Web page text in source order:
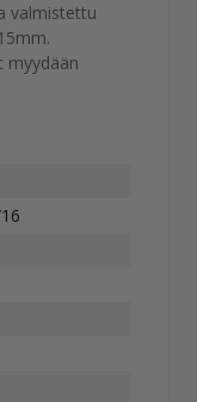
valmistettu
myydään